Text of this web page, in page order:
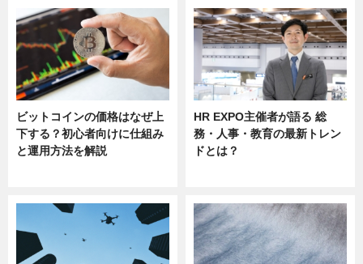
ビットコインの価格はなぜ上
下する？初心者向けに仕組み
と運用方法を解説
HR EXPO主催者が語る 総
務・人事・教育の最新トレン
ドとは？